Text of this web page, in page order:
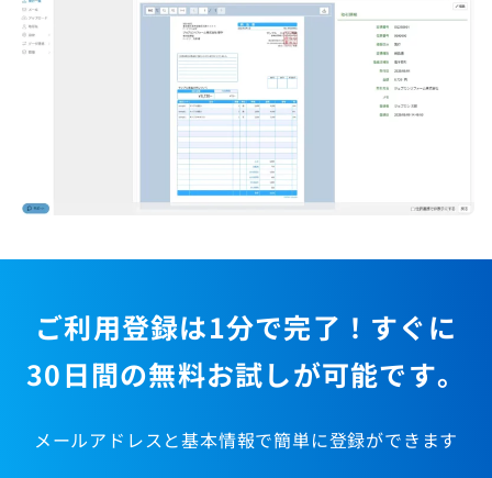
ご利用登録は1分で完了！すぐに
30日間の無料お試しが可能です。
メールアドレスと基本情報で簡単に登録ができます